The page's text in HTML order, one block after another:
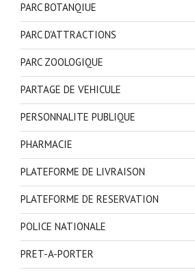
PARC BOTANQIUE
PARC D'ATTRACTIONS
PARC ZOOLOGIQUE
PARTAGE DE VEHICULE
PERSONNALITE PUBLIQUE
PHARMACIE
PLATEFORME DE LIVRAISON
PLATEFORME DE RESERVATION
POLICE NATIONALE
PRET-A-PORTER